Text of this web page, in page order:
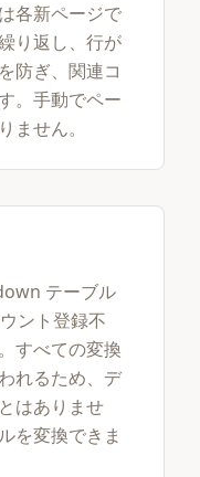
各新ページで
り返し、行が
防ぎ、関連コ
。手動でペー
ません。
テーブル
ント登録不
すべての変換
れるため、デ
はありませ
を変換できま